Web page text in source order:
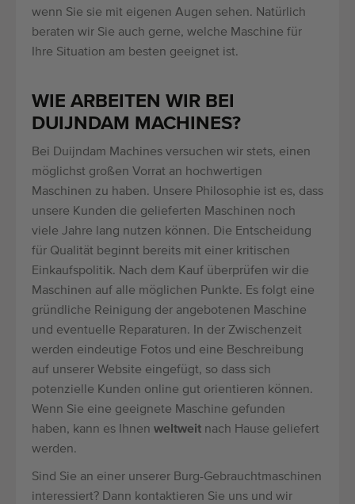
wenn Sie sie mit eigenen Augen sehen. Natürlich
beraten wir Sie auch gerne, welche Maschine für
Ihre Situation am besten geeignet ist.
WIE ARBEITEN WIR BEI
DUIJNDAM MACHINES?
Bei Duijndam Machines versuchen wir stets, einen
möglichst großen Vorrat an hochwertigen
Maschinen zu haben. Unsere Philosophie ist es, dass
unsere Kunden die gelieferten Maschinen noch
viele Jahre lang nutzen können. Die Entscheidung
für Qualität beginnt bereits mit einer kritischen
Einkaufspolitik. Nach dem Kauf überprüfen wir die
Maschinen auf alle möglichen Punkte. Es folgt eine
gründliche Reinigung der angebotenen Maschine
und eventuelle Reparaturen. In der Zwischenzeit
werden eindeutige Fotos und eine Beschreibung
auf unserer Website eingefügt, so dass sich
potenzielle Kunden online gut orientieren können.
Wenn Sie eine geeignete Maschine gefunden
haben, kann es Ihnen weltweit nach Hause geliefert
werden.
Sind Sie an einer unserer Burg-Gebrauchtmaschinen
interessiert? Dann kontaktieren Sie uns und wir